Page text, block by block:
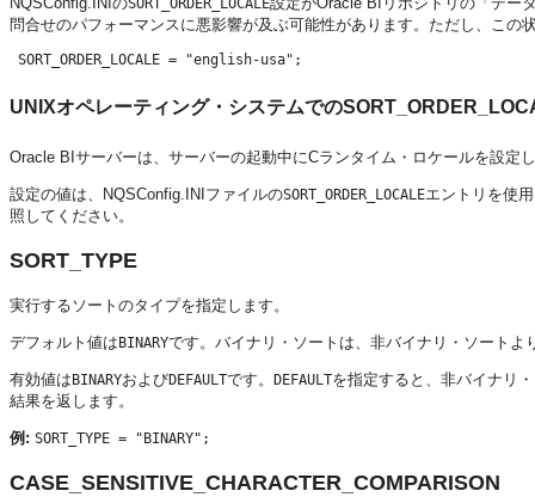
SORT_ORDER_LOCALE
問合せのパフォーマンスに悪影響が及ぶ可能性があります。ただし、この
SORT_ORDER_LOCALE = "english-usa";
UNIXオペレーティング・システムでの
Oracle BIサーバーは、サーバーの起動中にCランタイム・ロケールを設定
設定の値は、NQSConfig.INIファイルのSORT_ORDER_LOCALEエントリを使
照してください。
SORT_TYPE
実行するソートのタイプを指定します。
デフォルト値は BINARYです。バイナリ・ソートは、非バイナリ・ソートよ
有効値は BINARYおよびDEFAULTです。 DEFAULTを指定すると、非バイナリ
結果を返します。
例: SORT_TYPE = "BINARY";
CASE_SENSITIVE_CHARACTER_COMPARISON